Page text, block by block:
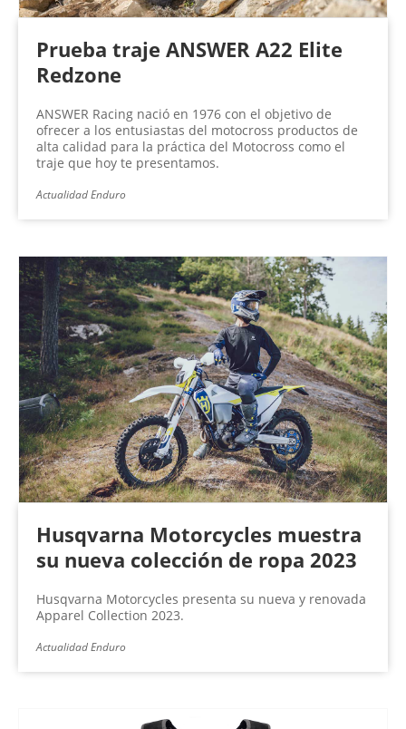
Prueba traje ANSWER A22 Elite
Redzone
ANSWER Racing nació en 1976 con el objetivo de
ofrecer a los entusiastas del motocross productos de
alta calidad para la práctica del Motocross como el
traje que hoy te presentamos.
Actualidad Enduro
Husqvarna Motorcycles muestra
su nueva colección de ropa 2023
Husqvarna Motorcycles presenta su nueva y renovada
Apparel Collection 2023.
Actualidad Enduro